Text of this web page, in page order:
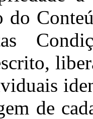
do
de